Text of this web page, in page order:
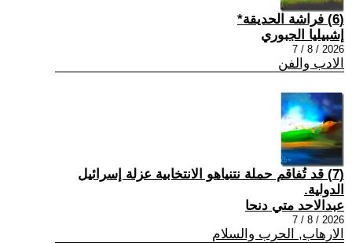
(6) فراشة الحديقة*
إشبيليا الجبوري
2026 / 8 / 7
الادب والفن
(7) قد تُفاقم حملة نتنياهو الانتخابية عزلة إسرائيل
الدولية.
عبدالاحد متي دنحا
2026 / 8 / 7
الارهاب, الحرب والسلام